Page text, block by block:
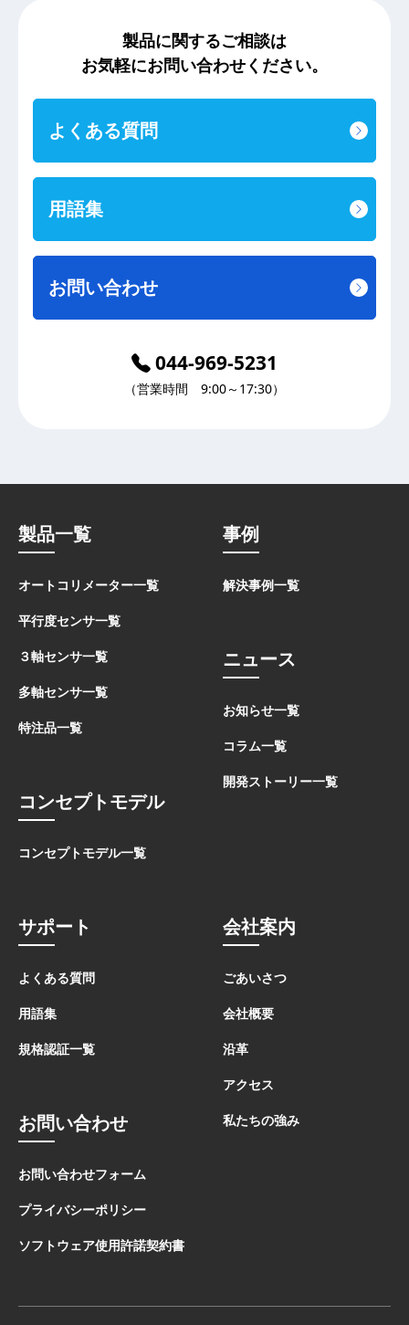
製品に関するご相談は
お気軽にお問い合わせください。
よくある質問
用語集
お問い合わせ
044-969-5231
（営業時間 9:00～17:30）
製品一覧
オートコリメーター一覧
平行度センサ一覧
３軸センサ一覧
多軸センサ一覧
特注品一覧
コンセプトモデル
コンセプトモデル一覧
事例
解決事例一覧
ニュース
お知らせ一覧
コラム一覧
開発ストーリー一覧
サポート
よくある質問
用語集
規格認証一覧
お問い合わせ
お問い合わせフォーム
プライバシーポリシー
ソフトウェア使用許諾契約書
会社案内
ごあいさつ
会社概要
沿革
アクセス
私たちの強み